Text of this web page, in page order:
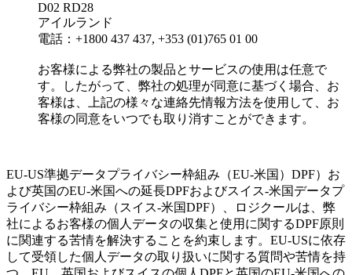
D02 RD28
アイルランド
電話：+1800 437 437, +353 (01)765 01 00
お客様による弊社の製品とサービスの使用は任意で
す。したがって、弊社の処理が同意に基づく場合、お
客様は、上記の様々な連絡先情報方法を使用して、お
客様の同意をいつでも取り消すことができます。
EU-US準拠データプライバシー枠組み（EU-米国）DPF）お
よび英国のEU-米国への延長DPFおよびスイス-米国データプ
ライバシー枠組み（スイス-米国DPF）、ロジクールは、弊
社によるお客様の個人データの収集と使用に関するDPF原則
に関連する苦情を解決することを約束します。EU-USに依存
して受領した個人データの取り扱いに関する質問や苦情を持